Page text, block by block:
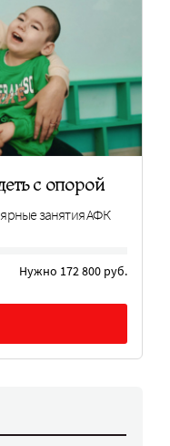
с опорой
занятия АФК
Нужно 172 800 руб.